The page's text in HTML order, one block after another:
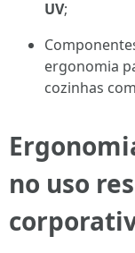
UV;
ergonomia
cozinhas
no uso